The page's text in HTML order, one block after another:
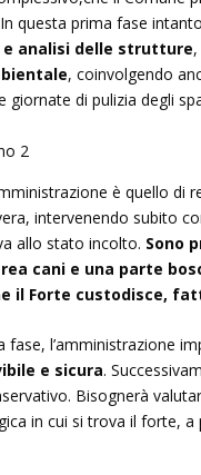
questa prima fase
e analisi delle strutture
, coinvolgendo
giornate di pulizia degli
è quello di
intervenendo subito
allo stato incolto. Sono
cani e una parte
il Forte custodisce,
fase, l’amministrazione
e sicura.
Bisognerà
in cui si trova il forte,